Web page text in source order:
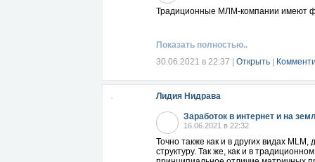
Традиционные МЛМ-компании имеют
Показать полностью..
30.06.2021 в 22:37
Открыть
Лидия Нидрава
Заработок в интернет и на
16.06.2021 в 22:32
Точно также как и в других видах
структуру. Так же, как и в